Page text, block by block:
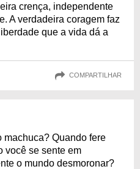
crença, independente
A verdadeira coragem faz
que a vida dá a
COMPARTILHAR
machuca? Quando fere
você se sente em
o mundo desmoronar?